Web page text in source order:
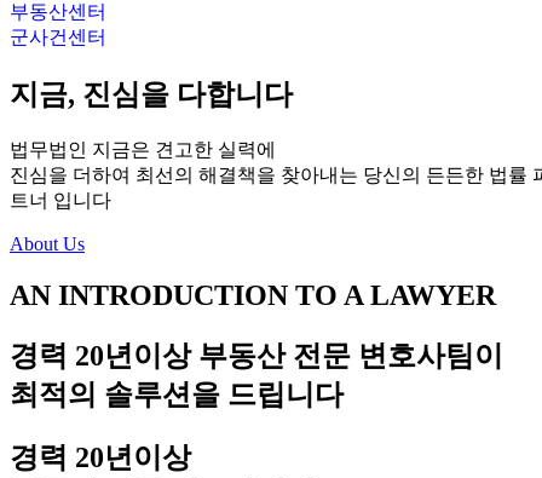
부동산센터
군사건센터
지금, 진심을 다합니다
법무법인 지금은 견고한 실력에
진심을 더하여 최선의 해결책을 찾아내는 당신의 든든한 법률
트너 입니다
About Us
AN INTRODUCTION TO A LAWYER
경력 20년이상 부동산 전문 변호사팀이
최적의 솔루션을 드립니다
경력 20년이상